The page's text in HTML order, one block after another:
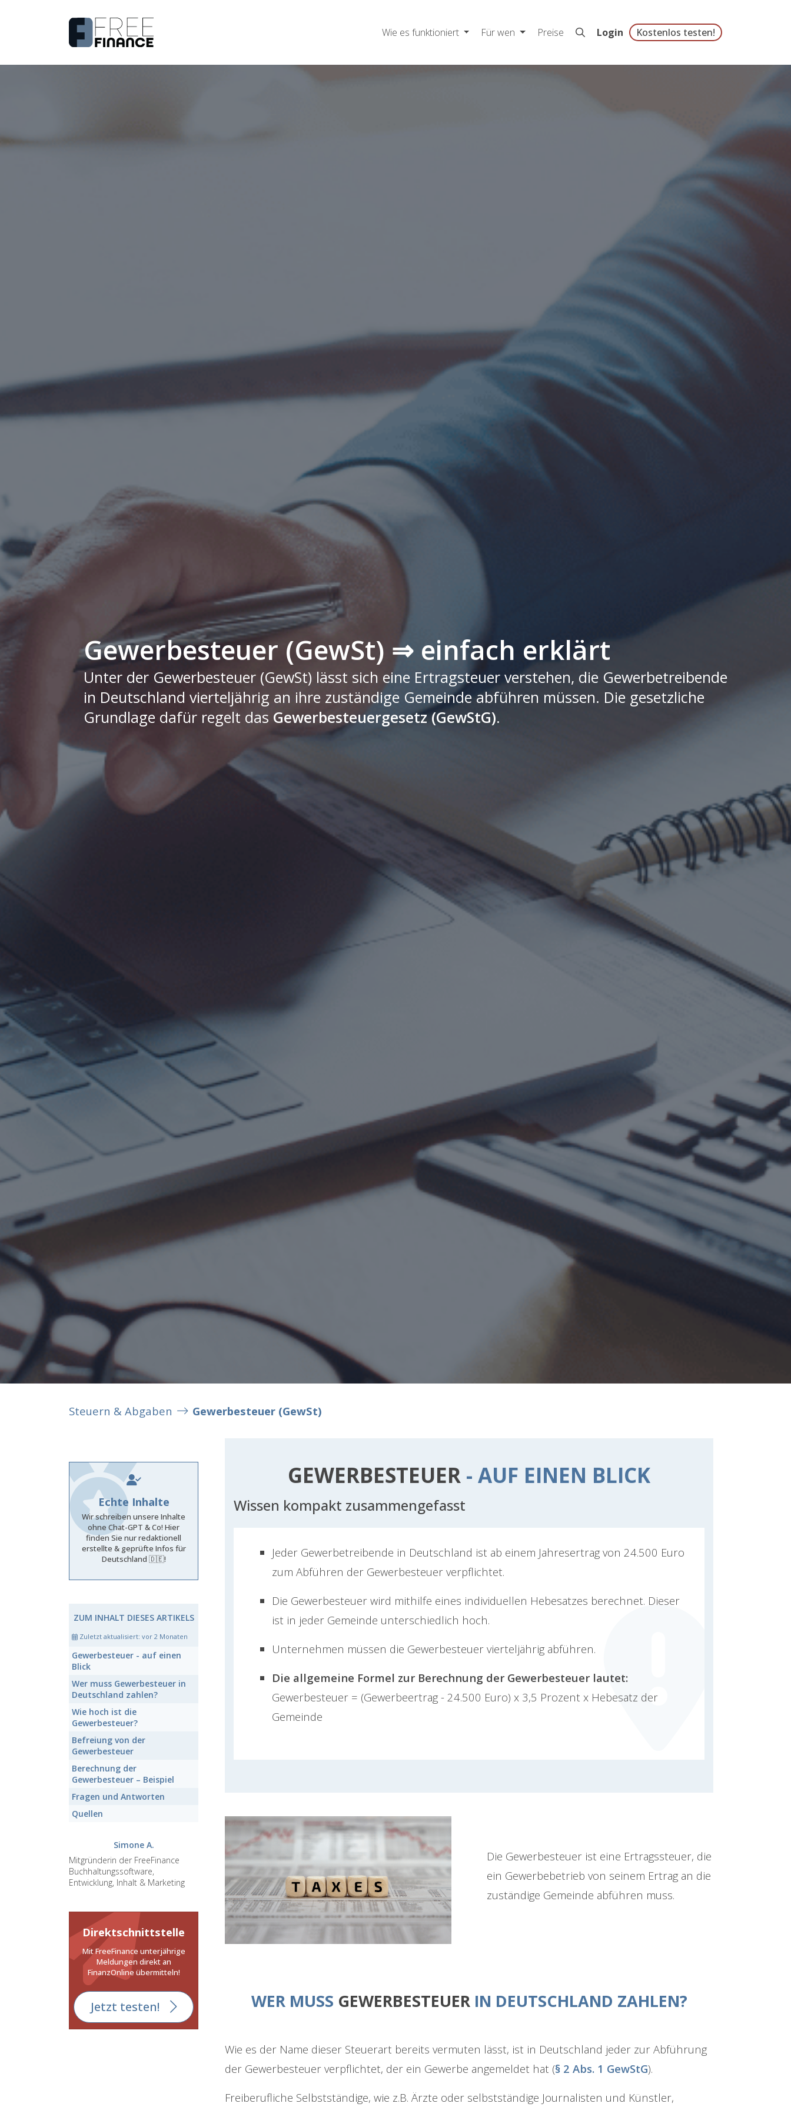
Wie es funktioniert Für wen Preise Login Kostenlos testen!
Gewerbesteuer (GewSt) ⇒ einfach erklärt
Unter der Gewerbesteuer (GewSt) lässt sich eine Ertragsteuer verstehen, die Gewerbetreibende
in Deutschland vierteljährig an ihre zuständige Gemeinde abführen müssen. Die gesetzliche
Grundlage dafür regelt das Gewerbesteuergesetz (GewStG).
Steuern & Abgaben Gewerbesteuer (GewSt)
Echte Inhalte
Wir schreiben unsere Inhalte
ohne Chat-GPT & Co! Hier
finden Sie nur redaktionell
erstellte & geprüfte Infos für
Deutschland 🇩🇪!
ZUM INHALT DIESES ARTIKELS
Zuletzt aktualisiert: vor 2 Monaten
Gewerbesteuer - auf einen
Blick
Wer muss Gewerbesteuer in
Deutschland zahlen?
Wie hoch ist die
Gewerbesteuer?
Befreiung von der
Gewerbesteuer
Berechnung der
Gewerbesteuer – Beispiel
Fragen und Antworten
Quellen
Simone A.
Mitgründerin der FreeFinance
Buchhaltungssoftware,
Entwicklung, Inhalt & Marketing
Direktschnittstelle
Mit FreeFinance unterjährige
Meldungen direkt an
FinanzOnline übermitteln!
Jetzt testen!
GEWERBESTEUER - AUF EINEN BLICK
Wissen kompakt zusammengefasst
Jeder Gewerbetreibende in Deutschland ist ab einem Jahresertrag von 24.500 Euro
zum Abführen der Gewerbesteuer verpflichtet.
Die Gewerbesteuer wird mithilfe eines individuellen Hebesatzes berechnet. Dieser
ist in jeder Gemeinde unterschiedlich hoch.
Unternehmen müssen die Gewerbesteuer vierteljährig abführen.
Die allgemeine Formel zur Berechnung der Gewerbesteuer lautet:
Gewerbesteuer = (Gewerbeertrag - 24.500 Euro) x 3,5 Prozent x Hebesatz der
Gemeinde
Die Gewerbesteuer ist eine Ertragssteuer, die
ein Gewerbebetrieb von seinem Ertrag an die
zuständige Gemeinde abführen muss.
WER MUSS GEWERBESTEUERIN DEUTSCHLAND ZAHLEN?
Wie es der Name dieser Steuerart bereits vermuten lässt, ist in Deutschland jeder zur Abführung
der Gewerbesteuer verpflichtet, der ein Gewerbe angemeldet hat (§ 2 Abs. 1 GewStG).
Freiberufliche Selbstständige, wie z.B. Ärzte oder selbstständige Journalisten und Künstler,